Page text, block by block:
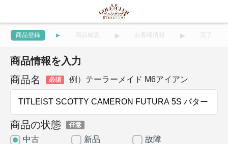
商品登録 商品確認 お客様情報 完了
商品情報を入力
商品名
必須 例）テーラーメイド M6アイアン
商品の状態 任意
中古 新品 故障